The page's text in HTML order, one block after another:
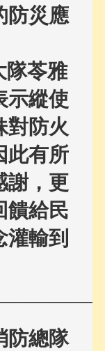
防災應
苓雅
示縱使
對防火
此有所
謝，更
饋給民
灌輸到
防總隊